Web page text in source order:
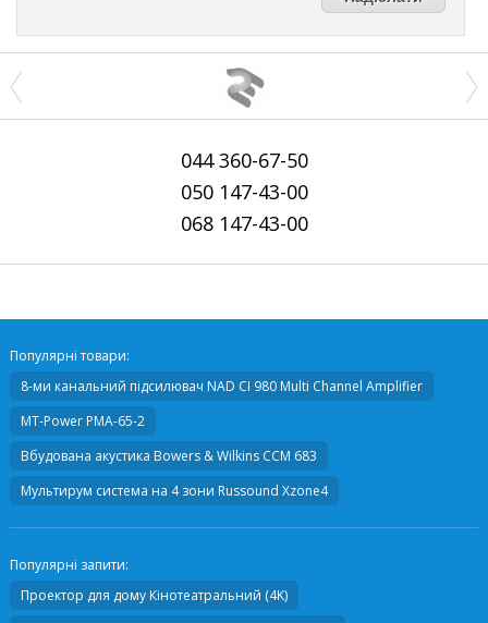
044360-67-50
050147-43-00
068147-43-00
Популярні товари:
8-ми канальний підсилювач NAD CI 980 Multi Channel Amplifier
MT-Power PMA-65-2
Вбудована акустика Bowers & Wilkins CCM 683
Мультирум система на 4 зони Russound Xzone4
Популярні запити:
Проектор для дому Кінотеатральний (4K)